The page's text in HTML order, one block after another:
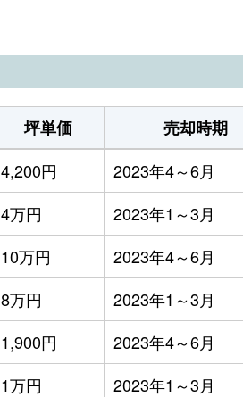
坪単価
売却時期
4,200円
2023年4～6月
4万円
2023年1～3月
10万円
2023年4～6月
8万円
2023年1～3月
1,900円
2023年4～6月
1万円
2023年1～3月